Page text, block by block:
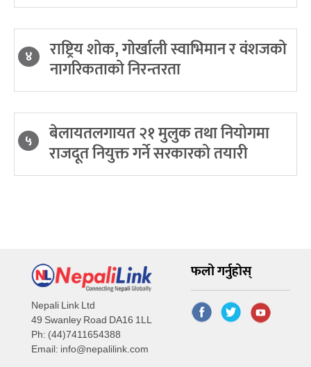
४ राष्ट्रिय शोक, गोर्खाली स्वाभिमान र वंशजको
नागरिकताको निरन्तरता
५ बेलायतलगायत २१ मुलुक तथा नियोगमा
राजदूत नियुक्त गर्ने सरकारको तयारी
Nepali Link Ltd
49 Swanley Road DA16 1LL
Ph: (44)7411654388
Email: info@nepalilink.com
फलो गर्नुहोस्